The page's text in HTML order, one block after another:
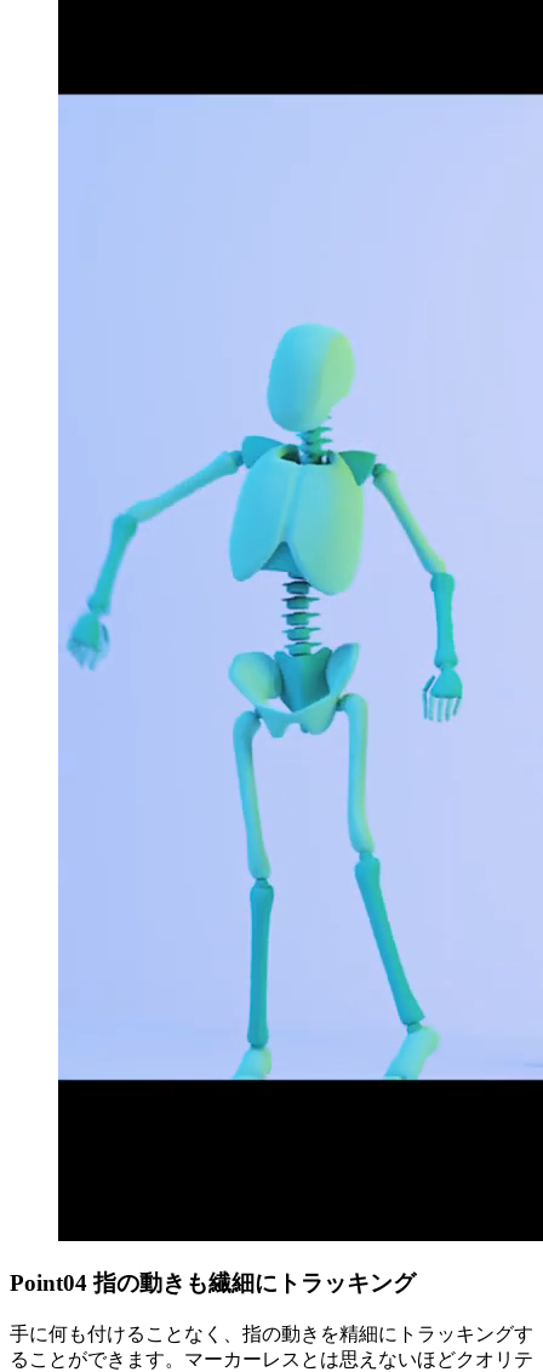
Point04指の動きも繊細にトラッキング
手に何も付けることなく、指の動きを精細にトラッキングす
ることができます。マーカーレスとは思えないほどクオリテ